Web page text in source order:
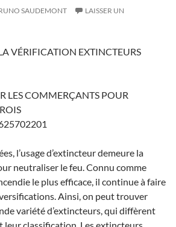
SAUDEMONT
LAISSER UN
VÉRIFICATION EXTINCTEURS
LES COMMERÇANTS POUR
l’usage d’extincteur demeure la
neutraliser le feu. Connu comme
le plus efficace, il continue à faire
Ainsi, on peut trouver
variété d’extincteurs, qui diffèrent
leur classification. Les extincteurs